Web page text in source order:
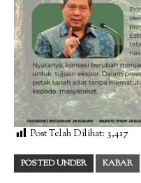
Post Telah Dilihat: 3,417
POSTED UNDER KABAR